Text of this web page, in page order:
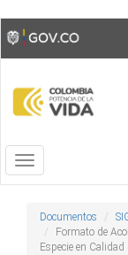
Pasar
al
contenido
Toggle
high
contrast
Toggle
navigation
Documentos
Formato de
Especie en